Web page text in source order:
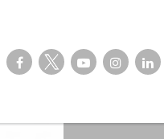
Suivez-nous sur
Suivez-nous
Suivez-